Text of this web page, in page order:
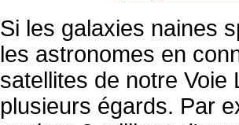
Si les galaxies naines
les astronomes en
satellites de notre Voie
plusieurs égards. Par